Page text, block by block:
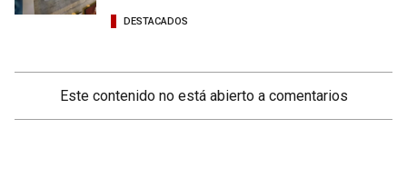
DESTACADOS
Este contenido no está abierto a comentarios